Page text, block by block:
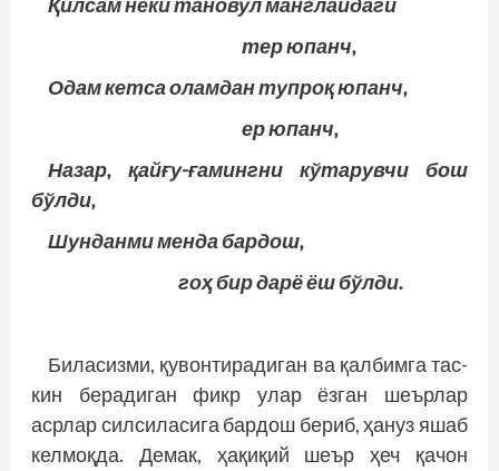
Қилсам неки тановул манглайдаги
тер юпанч,
Одам кетса оламдан тупроқ юпанч,
ер юпанч,
Назар, қайғу-ғамингни кўтарувчи бош
бўлди,
Шунданми менда бардош,
гоҳ бир дарё ёш бўлди.
Биласизми, қувонтирадиган ва қалбимга тас­
кин берадиган фикр улар ёзган шеърлар
асрлар силсиласига бардош бериб, ҳануз яшаб
келмоқда. Демак, ҳақиқий шеър ҳеч қачон